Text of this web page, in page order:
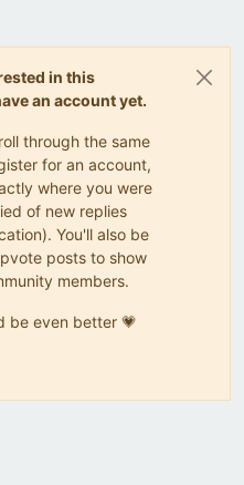
in this
an account yet.
through the same
for an account,
where you were
of new replies
You'll also be
posts to show
members.
be even better 💗